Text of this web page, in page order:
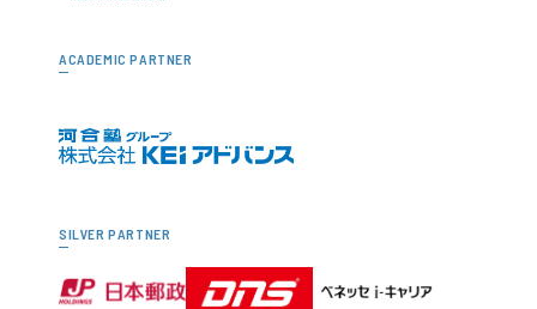
ACADEMIC PARTNER
SILVER PARTNER